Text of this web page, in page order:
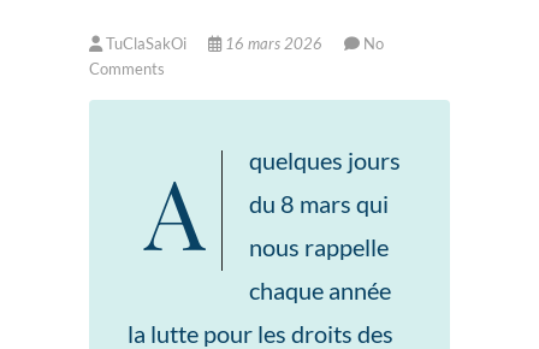
TuClaSakOi 16 mars 2026
No
Comments
A quelques jours
du 8 mars qui
nous rappelle
chaque année
la lutte pour les droits des